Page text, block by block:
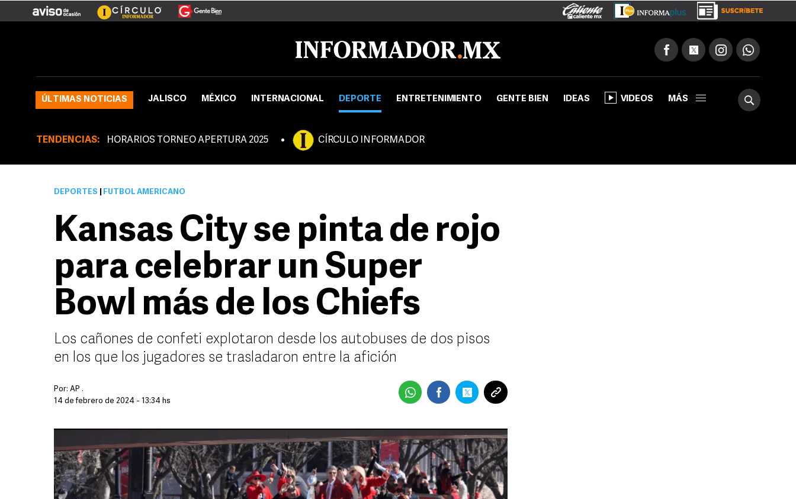
ÚLTIMAS NOTICIAS JALISCO MÉXICO INTERNACIONAL DEPORTE ENTRETENIMIENTO GENTE BIEN IDEAS VIDEOS MÁS
TENDENCIAS: HORARIOS TORNEO APERTURA 2025 CÍRCULO INFORMADOR
DEPORTES FUTBOL AMERICANO
Kansas City se pinta de rojo
para celebrar un Super
Bowl más de los Chiefs
Los cañones de confeti explotaron desde los autobuses de dos pisos
en los que los jugadores se trasladaron entre la afición
Por: AP .
14 de febrero de 2024 - 13:34 hs